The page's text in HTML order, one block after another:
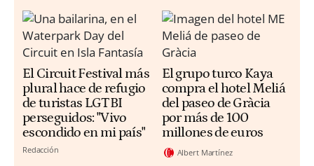
El Circuit Festival más
plural hace de refugio
de turistas LGTBI
perseguidos: "Vivo
escondido en mi país"
Redacción
El grupo turco Kaya
compra el hotel Meliá
del paseo de Gràcia
por más de 100
millones de euros
Albert Martínez